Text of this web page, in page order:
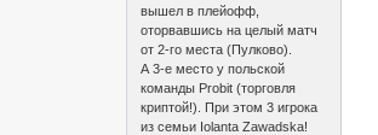
вышел в плейофф,
оторвавшись на целый матч
от 2-го места (Пулково).
А 3-е место у польской
команды Probit (торговля
криптой!). При этом 3 игрока
из семьи Iolanta Zawadska!